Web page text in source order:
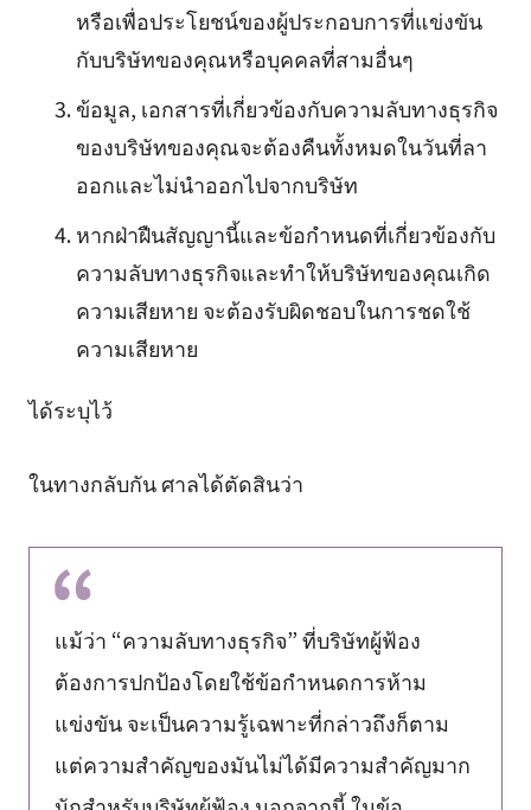
หรือเพื่อประโยชน์ของผู้ประกอบการที่แข่งขัน
กับบริษัทของคุณหรือบุคคลที่สามอื่นๆ
ข้อมูล, เอกสารที่เกี่ยวข้องกับความลับทางธุรกิจ
ของบริษัทของคุณจะต้องคืนทั้งหมดในวันที่ลา
ออกและไม่นำออกไปจากบริษัท
หากฝ่าฝืนสัญญานี้และข้อกำหนดที่เกี่ยวข้องกับ
ความลับทางธุรกิจและทำให้บริษัทของคุณเกิด
ความเสียหาย จะต้องรับผิดชอบในการชดใช้
ความเสียหาย
ได้ระบุไว้
ในทางกลับกัน ศาลได้ตัดสินว่า
แม้ว่า “ความลับทางธุรกิจ” ที่บริษัทผู้ฟ้อง
ต้องการปกป้องโดยใช้ข้อกำหนดการห้าม
แข่งขัน จะเป็นความรู้เฉพาะที่กล่าวถึงก็ตาม
แต่ความสำคัญของมันไม่ได้มีความสำคัญมาก